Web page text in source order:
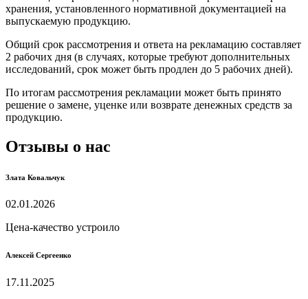
хранения, установленного нормативной документацией на
выпускаемую продукцию.
Общий срок рассмотрения и ответа на рекламацию составляет
2 рабочих дня (в случаях, которые требуют дополнительных
исследований, срок может быть продлен до 5 рабочих дней).
По итогам рассмотрения рекламации может быть принято
решение о замене, уценке или возврате денежных средств за
продукцию.
Отзывы о нас
Злата Ковальчук
02.01.2026
Цена-качество устроило
Алексей Сергеенко
17.11.2025